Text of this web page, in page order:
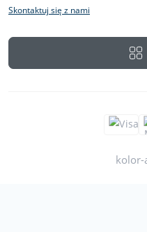
Skontaktuj się z nami